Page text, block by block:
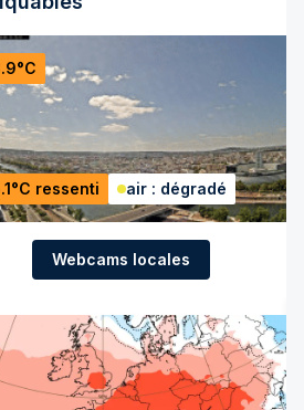
ressenti air : dégradé
Webcams locales